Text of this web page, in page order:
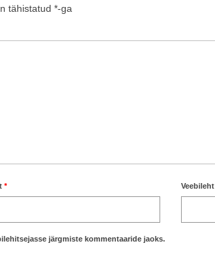
tähistatud *-ga
* Veebileht
järgmiste kommentaaride jaoks.